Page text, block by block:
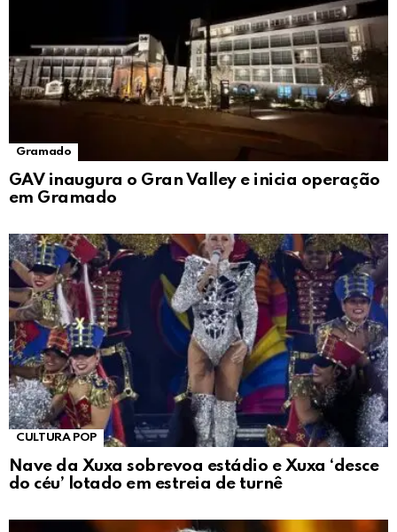
Gramado
GAV inaugura o Gran Valley e inicia operação
em Gramado
CULTURA POP
Nave da Xuxa sobrevoa estádio e Xuxa ‘desce
do céu’ lotado em estreia de turnê